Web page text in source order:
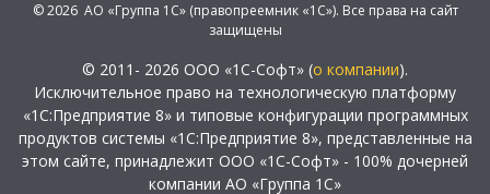
© 2026 АО «Группа 1С» (правопреемник «1С»). Все права на сайт
защищены
© 2011- 2026 ООО «1С-Софт» (о компании).
Исключительное право на технологическую платформу
«1С:Предприятие 8» и типовые конфигурации программных
продуктов системы «1С:Предприятие 8», представленные на
этом сайте, принадлежит ООО «1С-Софт» - 100% дочерней
компании АО «Группа 1С»